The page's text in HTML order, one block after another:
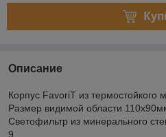
Описание
Корпус FavoriT из термостойкого
Размер видимой области
Светофильтр из минерального
9